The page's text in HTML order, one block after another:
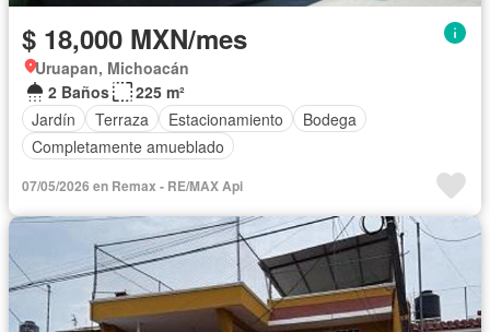
$ 18,000 MXN/mes
Uruapan, Michoacán
2 Baños
225 m²
Jardín
Terraza Estacionamiento
Bodega
Completamente amueblado
07/05/2026 en Remax - RE/MAX Api